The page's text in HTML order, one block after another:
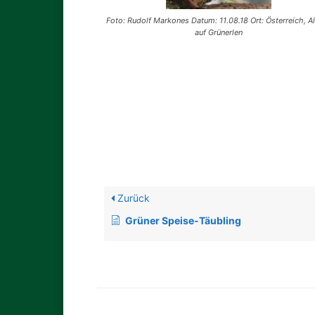
Foto: Rudolf Markones Datum: 11.08.18 Ort: Österreich,
auf Grünerlen
Zurück
Grüner Speise-Täubling